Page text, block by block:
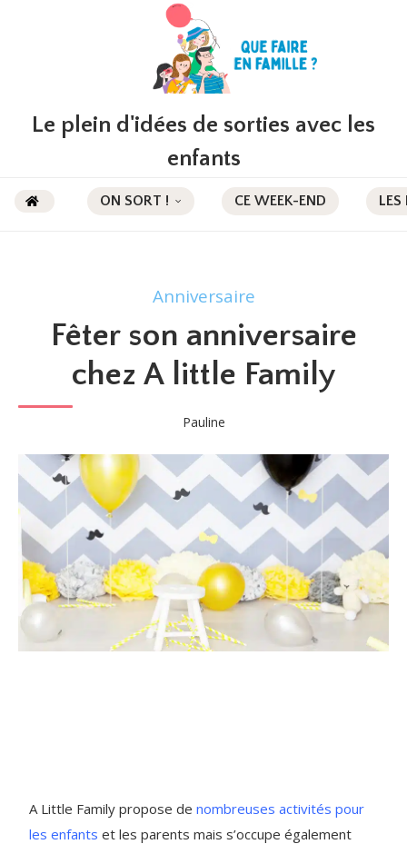
Le plein d'idées de sorties avec les
enfants
ON SORT ! CE WEEK-END LES
Anniversaire
Fêter son anniversaire
chez A little Family
Pauline
A Little Family propose de nombreuses activités pour
les enfants et les parents mais s’occupe également